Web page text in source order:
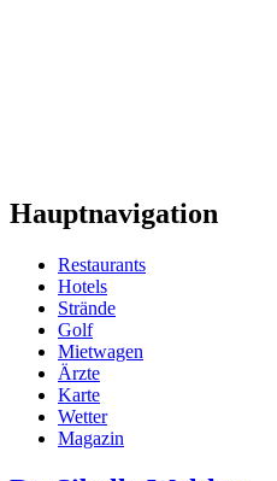
Hauptnavigation
Restaurants
Hotels
Strände
Golf
Mietwagen
Ärzte
Karte
Wetter
Magazin